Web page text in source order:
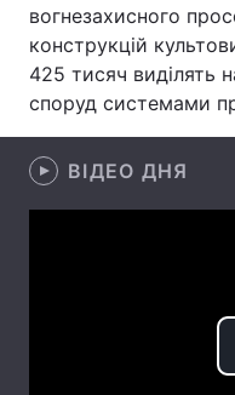
вогнезахисного
конструкцій
425 тисяч виділять
споруд системами
ВІДЕО ДНЯ